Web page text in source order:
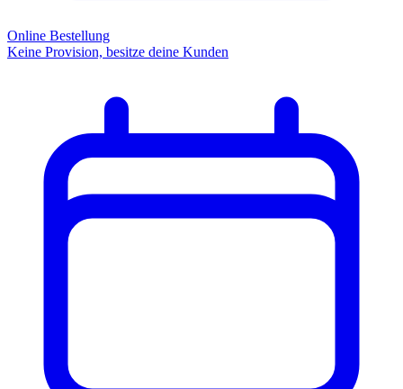
Online Bestellung
Keine Provision, besitze deine Kunden